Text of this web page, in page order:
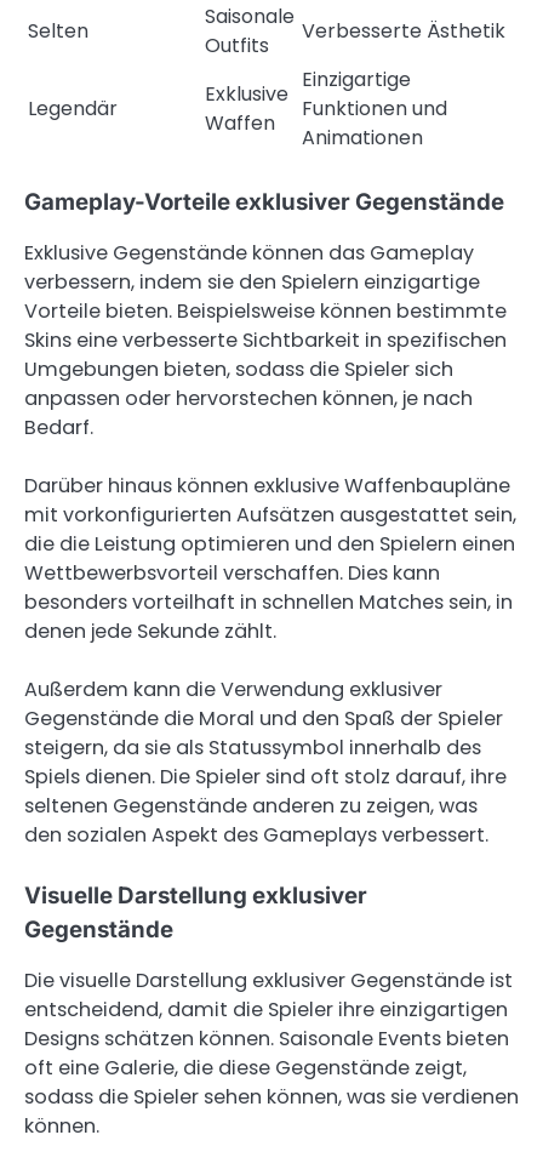
Selten
Saisonale
Outfits
Verbesserte Ästhetik
Legendär
Exklusive
Waffen
Einzigartige
Funktionen und
Animationen
Gameplay-Vorteile exklusiver Gegenstände
Exklusive Gegenstände können das Gameplay
verbessern, indem sie den Spielern einzigartige
Vorteile bieten. Beispielsweise können bestimmte
Skins eine verbesserte Sichtbarkeit in spezifischen
Umgebungen bieten, sodass die Spieler sich
anpassen oder hervorstechen können, je nach
Bedarf.
Darüber hinaus können exklusive Waffenbaupläne
mit vorkonfigurierten Aufsätzen ausgestattet sein,
die die Leistung optimieren und den Spielern einen
Wettbewerbsvorteil verschaffen. Dies kann
besonders vorteilhaft in schnellen Matches sein, in
denen jede Sekunde zählt.
Außerdem kann die Verwendung exklusiver
Gegenstände die Moral und den Spaß der Spieler
steigern, da sie als Statussymbol innerhalb des
Spiels dienen. Die Spieler sind oft stolz darauf, ihre
seltenen Gegenstände anderen zu zeigen, was
den sozialen Aspekt des Gameplays verbessert.
Visuelle Darstellung exklusiver
Gegenstände
Die visuelle Darstellung exklusiver Gegenstände ist
entscheidend, damit die Spieler ihre einzigartigen
Designs schätzen können. Saisonale Events bieten
oft eine Galerie, die diese Gegenstände zeigt,
sodass die Spieler sehen können, was sie verdienen
können.